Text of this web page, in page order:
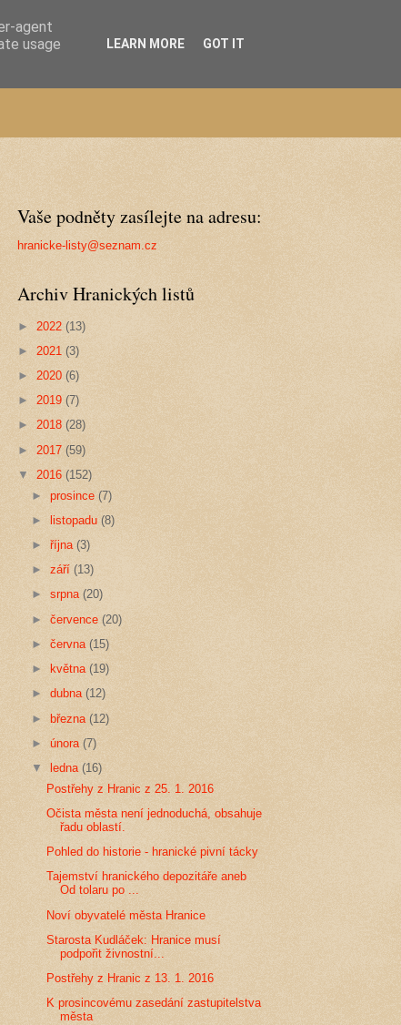
Vaše podněty zasílejte na adresu:
hranicke-listy@seznam.cz
Archiv Hranických listů
► 2022 (13)
► 2021 (3)
► 2020 (6)
► 2019 (7)
► 2018 (28)
► 2017 (59)
▼ 2016 (152)
►prosince(7)
►
listopadu (8)
►října(3)
►září (13)
►srpna(20)
►července(20)
►června(15)
►
května (19)
►dubna(12)
►března(12)
►února (7)
▼
ledna (16)
Postřehy z Hranic z 25. 1. 2016
Očista města není jednoduchá, obsahuje
řadu oblastí.
Pohled do historie - hranické pivní tácky
Tajemství hranického depozitáře aneb
Od tolaru po ...
Noví obyvatelé města Hranice
Starosta Kudláček: Hranice musí
podpořit živnostní...
Postřehy z Hranic z 13. 1. 2016
K prosincovému zasedání zastupitelstva
města
agent
usage
LEARN MORE GOT IT